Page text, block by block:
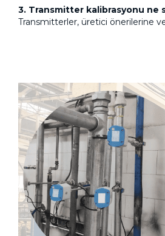
3. Transmitter kalibrasyonu ne
Transmitterler, üretici önerilerine